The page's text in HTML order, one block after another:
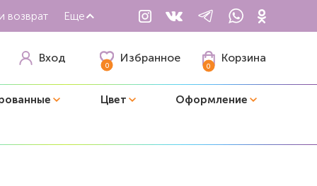
возврат Еще
Вход
0
Избранное
0
Корзина
Цвет Оформление